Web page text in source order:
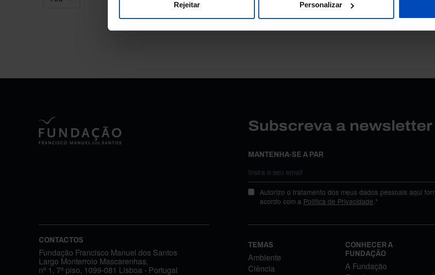
Rejeitar Personalizar
Subscreva a
MANTENHA-SE A PAR
Autorizo o tratamento dos meus dados pessoais aqui
acordo com a Política de Privacidade.*
CONTACTOS
Fundação Francisco Manuel dos Santos
Largo Monterroio Mascarenhas,
nº 1, 7º piso, 1099-081 Lisboa - Portugal
TEMAS
Ambiente
Ciência
CONHECER A
FUNDAÇÃO
A Fundação